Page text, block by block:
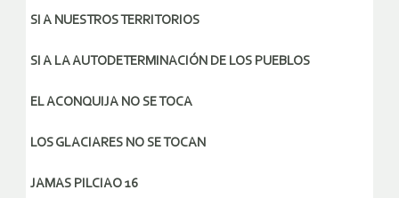
SI A NUESTROS TERRITORIOS
SI A LA AUTODETERMINACIÓN DE LOS PUEBLOS
EL ACONQUIJA NO SE TOCA
LOS GLACIARES NO SE TOCAN
JAMAS PILCIAO 16